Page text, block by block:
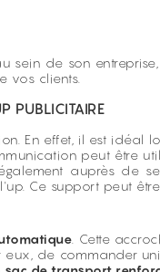
sein de son
vos clients.
PUBLICITAIRE
En effet, il est idéal
peut être
auprès de
Ce support peut
. Cette
de commander